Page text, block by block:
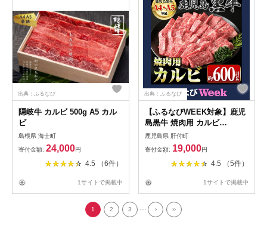
出典：ふるなび
隠岐牛 カルビ 500g A5 カル
ビ
島根県 海士町
寄付金額: 24,000円
4.5 （6件）
1サイトで掲載中
出典：ふるなび
【ふるなびWEEK対象】鹿児
島黒牛 焼肉用 カルビ
600g【新村畜産】A01018
鹿児島県 肝付町
寄付金額: 19,000円
4.5 （5件）
1サイトで掲載中
1 2 3 ... › ››